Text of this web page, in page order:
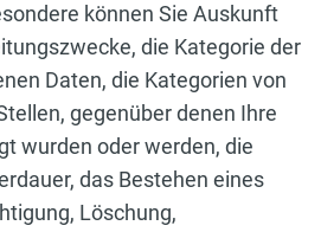
können Sie Auskunft
die Kategorie der
Daten, die Kategorien von
gegenüber denen Ihre
wurden oder werden, die
das Bestehen eines
Löschung,